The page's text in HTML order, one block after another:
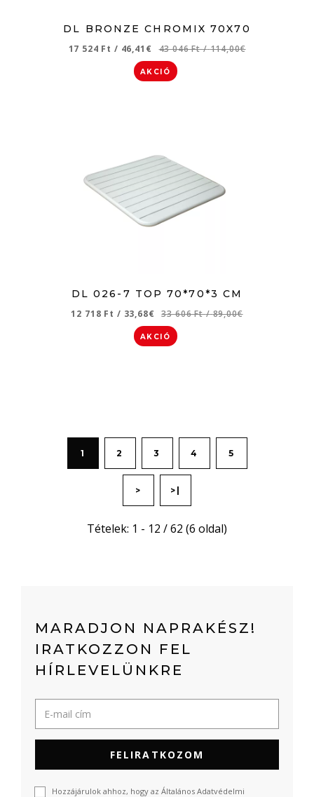
DL BRONZE CHROMIX 70X70
17 524 Ft / 46,41€ 43 046 Ft/ 114,00€
AKCIÓ
DL 026-7 TOP 70*70*3 CM
12 718 Ft / 33,68€ 33 606 Ft/ 89,00€
AKCIÓ
1 2 3 4 5
> >|
Tételek: 1 - 12 / 62 (6 oldal)
MARADJON NAPRAKÉSZ!
IRATKOZZON FEL
HÍRLEVELÜNKRE
FELIRATKOZOM
Hozzájárulok ahhoz, hogy az Általános Adatvédelmi